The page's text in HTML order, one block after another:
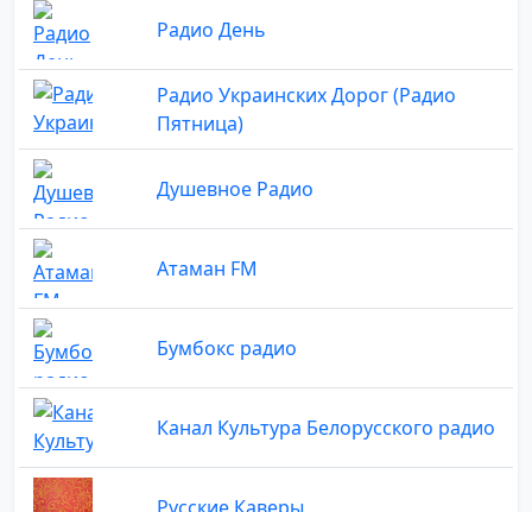
Радио День
Радио Украинских Дорог (Радио
Пятница)
Душевное Радио
Атаман FM
Бумбокс радио
Канал Культура Белорусского радио